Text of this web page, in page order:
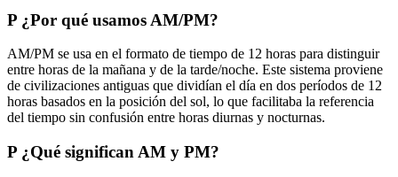
P ¿Por qué usamos AM/PM?
AM/PM se usa en el formato de tiempo de 12 horas para distinguir
entre horas de la mañana y de la tarde/noche. Este sistema proviene
de civilizaciones antiguas que dividían el día en dos períodos de 12
horas basados en la posición del sol, lo que facilitaba la referencia
del tiempo sin confusión entre horas diurnas y nocturnas.
P ¿Qué significan AM y PM?